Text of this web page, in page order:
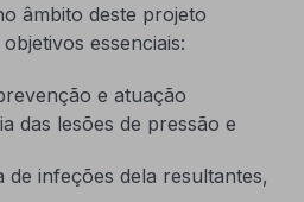
âmbito deste projeto
essenciais:
e atuação
das lesões de pressão e
infeções dela resultantes,